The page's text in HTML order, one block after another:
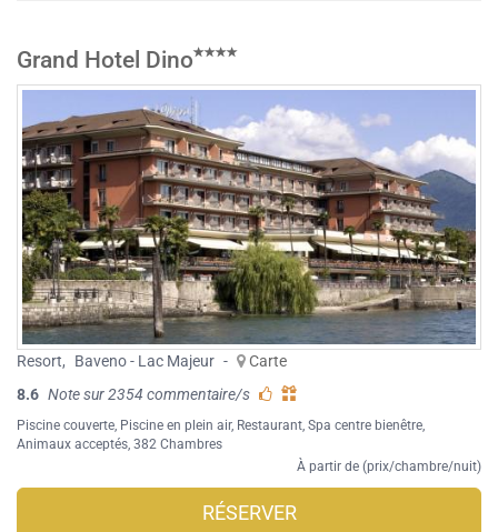
Grand Hotel Dino
Resort, Baveno - Lac Majeur -
Carte
8.6 Note sur 2354 commentaire/s
Piscine couverte, Piscine en plein air, Restaurant, Spa centre bienêtre,
Animaux acceptés, 382 Chambres
À partir de (prix/chambre/nuit)
RÉSERVER